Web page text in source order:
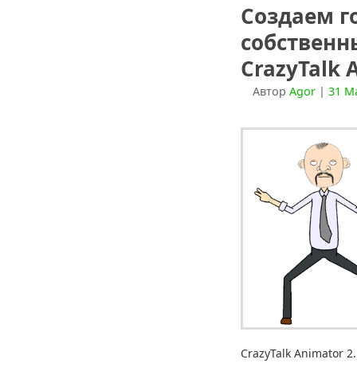
Создаем
CrazyTalk
Автор Agor | 31
CrazyTalk Animator 2.